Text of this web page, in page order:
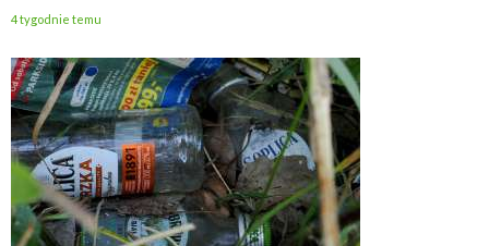
4 tygodnie temu